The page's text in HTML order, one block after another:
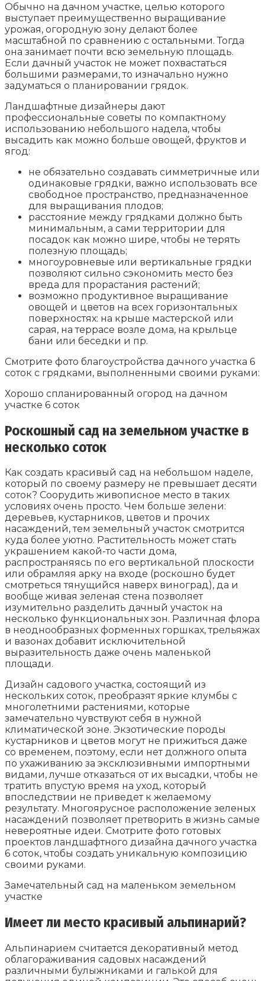
Обычно на дачном участке, целью которого
выступает преимущественно выращивание
урожая, огородную зону делают более
масштабной по сравнению с остальными. Тогда
она занимает почти всю земельную площадь.
Если дачный участок не может похвастаться
большими размерами, то изначально нужно
задуматься о планировании грядок.
Ландшафтные дизайнеры дают
профессиональные советы по компактному
использованию небольшого надела, чтобы
высадить как можно больше овощей, фруктов и
ягод:
не обязательно создавать симметричные или
одинаковые грядки, важно использовать все
свободное пространство, предназначенное
для выращивания плодов;
расстояние между грядками должно быть
минимальным, а сами территории для
посадок как можно шире, чтобы не терять
полезную площадь;
многоуровневые или вертикальные грядки
позволяют сильно сэкономить место без
вреда для прорастания растений;
возможно продуктивное выращивание
овощей и цветов на всех горизонтальных
поверхностях: на крыше мастерской или
сарая, на террасе возле дома, на крыльце
бани или беседки и пр.
Смотрите фото благоустройства дачного участка 6
соток с грядками, выполненными своими руками:
Хорошо спланированный огород на дачном
участке 6 соток
Роскошный сад на земельном участке в
несколько соток
Как создать красивый сад на небольшом наделе,
который по своему размеру не превышает десяти
соток? Соорудить живописное место в таких
условиях очень просто. Чем больше зелени:
деревьев, кустарников, цветов и прочих
насаждений, тем земельный участок смотрится
куда более уютно. Растительность может стать
украшением какой-то части дома,
распространяясь по его вертикальной плоскости
или обрамляя арку на входе (роскошно будет
смотреться тянущийся наверх виноград), да и
вообще живая зеленая стена позволяет
изумительно разделить дачный участок на
несколько функциональных зон. Различная флора
в неоднообразных форменных горшках, трельяжах
и вазонах добавит исключительной
выразительность даже очень маленькой
площади.
Дизайн садового участка, состоящий из
нескольких соток, преобразят яркие клумбы с
многолетними растениями, которые
замечательно чувствуют себя в нужной
климатической зоне. Экзотические породы
кустарников и цветов могут не прижиться даже
со временем, поэтому, если нет должного опыта
по ухаживанию за эксклюзивными импортными
видами, лучше отказаться от их высадки, чтобы не
тратить впустую время на уход, который
впоследствии не приведет к желаемому
результату. Многоярусное расположение зеленых
насаждений позволяет претворить в жизнь самые
невероятные идеи. Смотрите фото готовых
проектов ландшафтного дизайна дачного участка
6 соток, чтобы создать уникальную композицию
своими руками.
Замечательный сад на маленьком земельном
участке
Имеет ли место красивый альпинарий?
Альпинарием считается декоративный метод
облагораживания садовых насаждений
различными булыжниками и галькой для